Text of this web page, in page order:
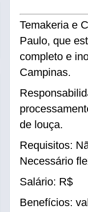
Temakeria e
Paulo, que
completo e
Campinas.
de louça.
Requisitos:
Necessário
Salário: R$
Benefícios: